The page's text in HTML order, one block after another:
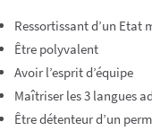
Ressortissant d’un Etat
Être polyvalent
Avoir l’esprit d’équipe
Maîtriser les 3 langues
Être détenteur d’un